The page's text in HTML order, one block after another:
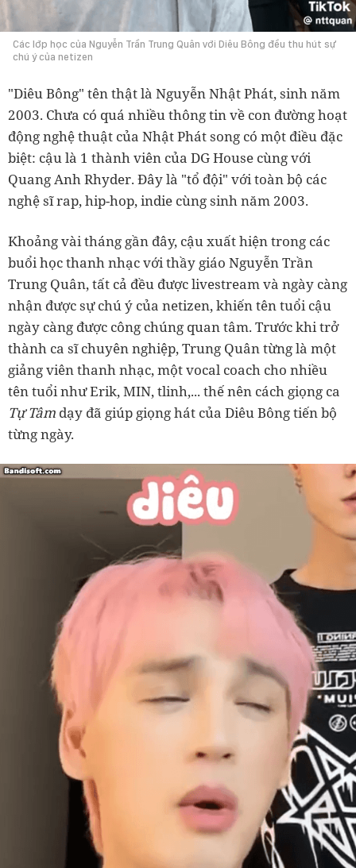
Các lớp học của Nguyễn Trần Trung Quân với Diêu Bông đều thu hút sự
chú ý của netizen
"Diêu Bông" tên thật là Nguyễn Nhật Phát, sinh năm
2003. Chưa có quá nhiều thông tin về con đường hoạt
động nghệ thuật của Nhật Phát song có một điều đặc
biệt: cậu là 1 thành viên của DG House cùng với
Quang Anh Rhyder. Đây là "tổ đội" với toàn bộ các
nghệ sĩ rap, hip-hop, indie cùng sinh năm 2003.
Khoảng vài tháng gần đây, cậu xuất hiện trong các
buổi học thanh nhạc với thầy giáo Nguyễn Trần
Trung Quân, tất cả đều được livestream và ngày càng
nhận được sự chú ý của netizen, khiến tên tuổi cậu
ngày càng được công chúng quan tâm. Trước khi trở
thành ca sĩ chuyên nghiệp, Trung Quân từng là một
giảng viên thanh nhạc, một vocal coach cho nhiều
tên tuổi như Erik, MIN, tlinh,... thế nên cách giọng ca
Tự Tâm dạy đã giúp giọng hát của Diêu Bông tiến bộ
từng ngày.